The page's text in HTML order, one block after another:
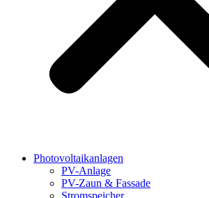
Photovoltaikanlagen
PV-Anlage
PV-Zaun & Fassade
Stromspeicher